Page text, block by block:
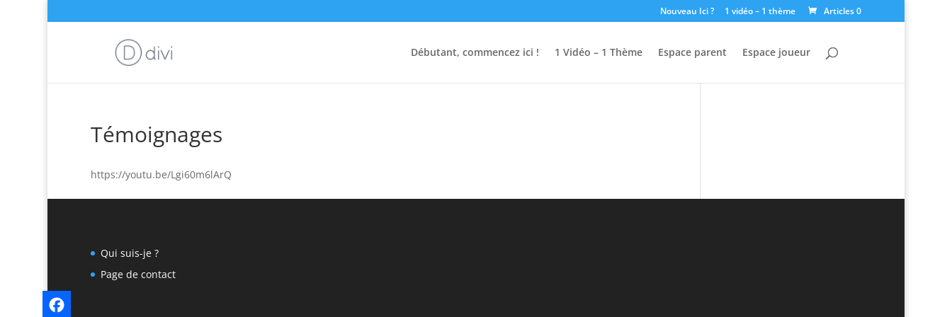
Nouveau Ici ? 1 vidéo – 1 thème Articles 0
Débutant, commencez ici ! 1 Vidéo – 1 Thème Espace parent Espace joueur
Témoignages
https://youtu.be/Lgi60m6lArQ
Qui suis-je ?
Page de contact